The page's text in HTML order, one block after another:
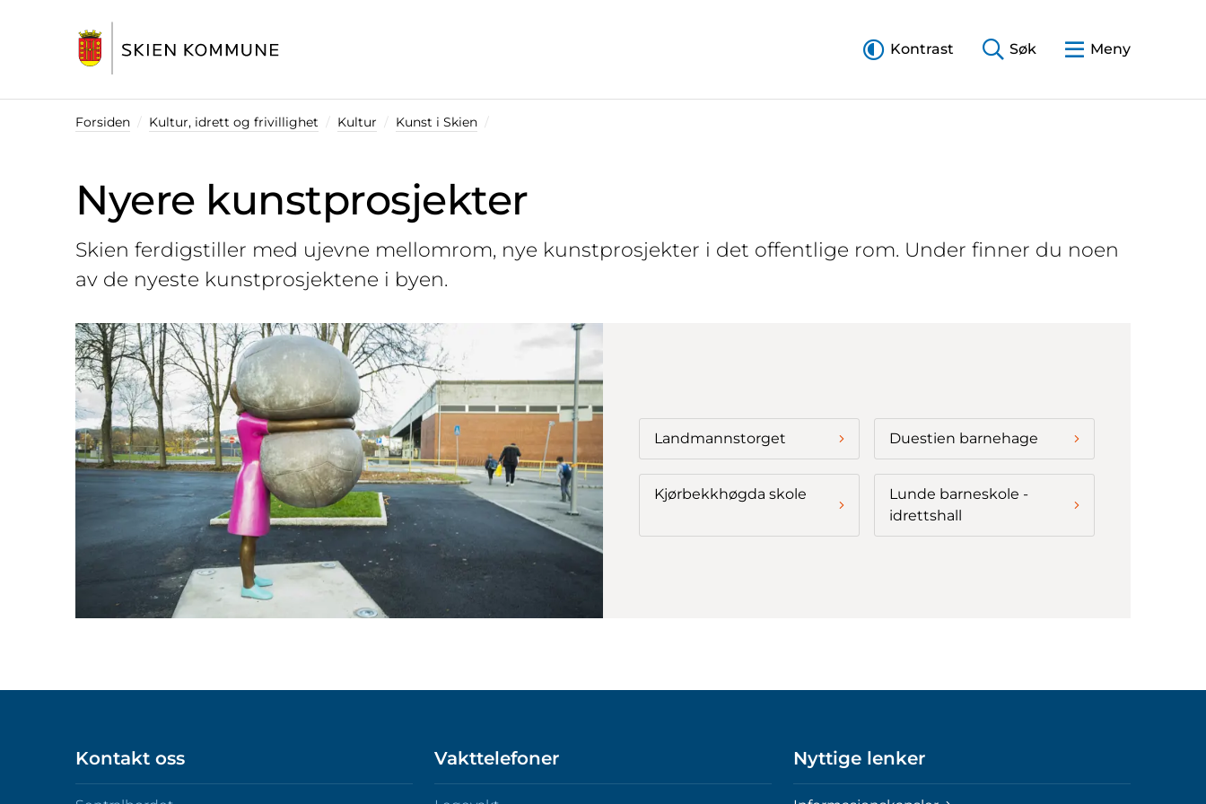
Kontrast Søk Meny
Forsiden Kultur, idrett og frivillighet Kultur Kunst i Skien
Nyere kunstprosjekter
Skien ferdigstiller med ujevne mellomrom, nye kunstprosjekter i det offentlige rom. Under finner du noen
av de nyeste kunstprosjektene i byen.
Landmannstorget Duestien barnehage
Kjørbekkhøgda skole
Lunde barneskole -
idrettshall
Kontakt oss Vakttelefoner Nyttige lenker